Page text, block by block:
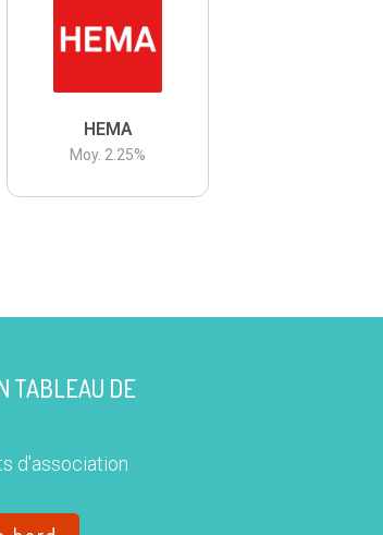
HEMA
Moy. 2.25%
TABLEAU DE
d'association